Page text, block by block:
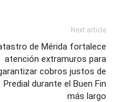
Next article
de Mérida fortalece
atención extramuros para
cobros justos de
Predial durante el Buen Fin
más largo